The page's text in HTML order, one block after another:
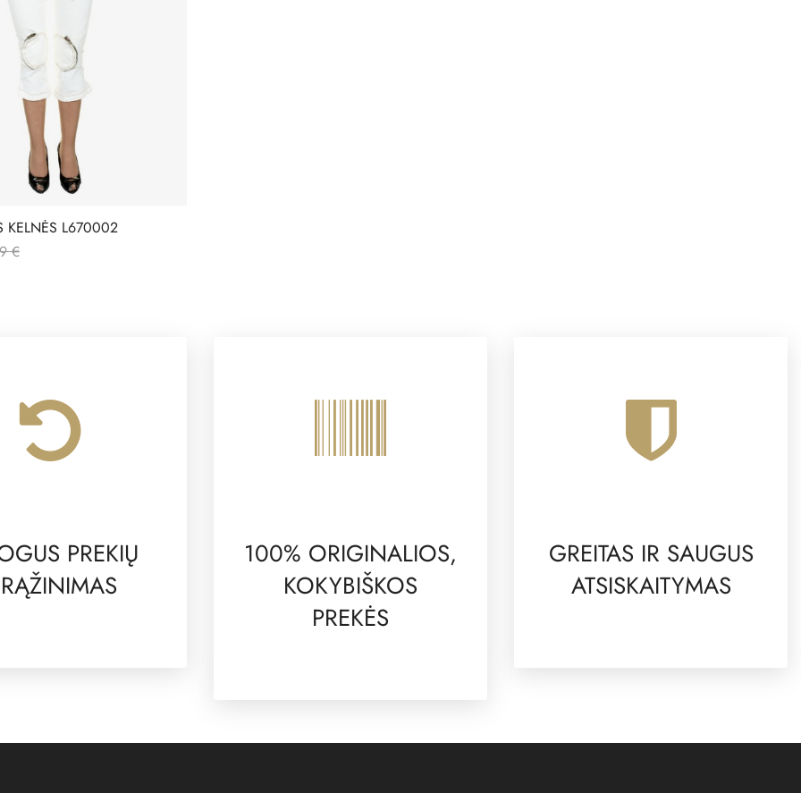
KELNĖS L670002
€
PREKIŲ
100% ORIGINALIOS,
KOKYBIŠKOS
PREKĖS
GREITAS IR SAUGUS
ATSISKAITYMAS